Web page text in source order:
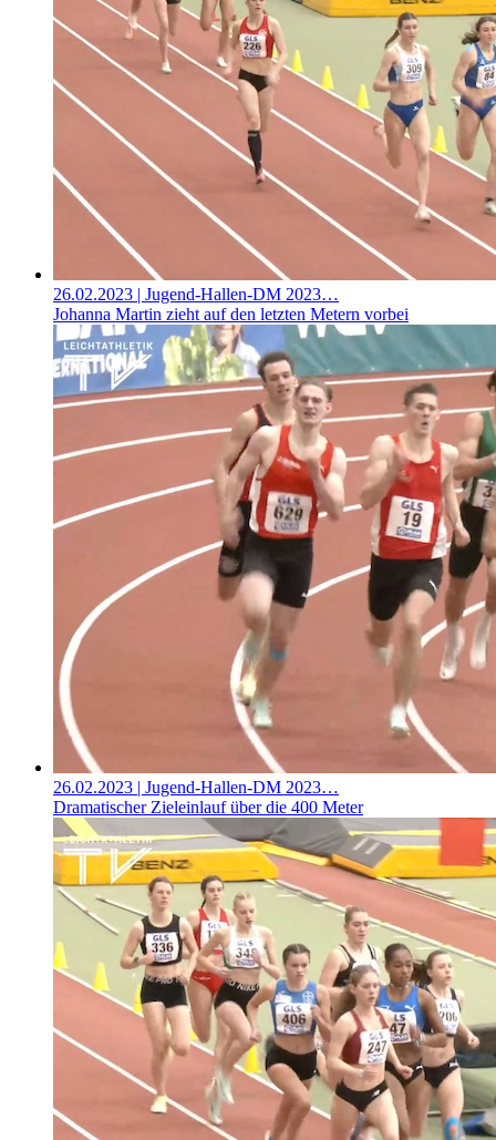
26.02.2023 | Jugend-Hallen-DM 2023…
Johanna Martin zieht auf den letzten Metern vorbei
26.02.2023 | Jugend-Hallen-DM 2023…
Dramatischer Zieleinlauf über die 400 Meter